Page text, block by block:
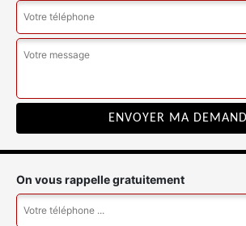
On vous rappelle gratuitement